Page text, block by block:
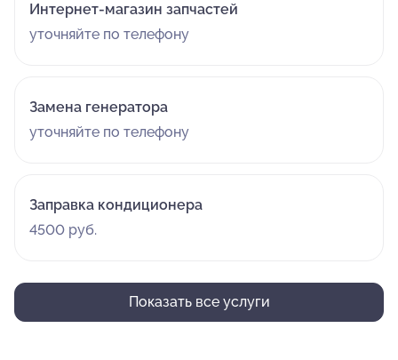
Интернет-магазин запчастей
уточняйте по телефону
Замена генератора
уточняйте по телефону
Заправка кондиционера
4500 руб.
Показать все услуги